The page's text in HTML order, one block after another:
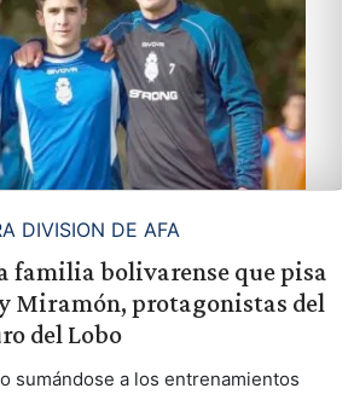
DIVISION DE AFA
familia bolivarense que pisa
Miramón, protagonistas del
del Lobo
sumándose a los entrenamientos